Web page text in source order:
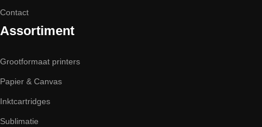
Contact
Assortiment
Grootformaat printers
Papier & Canvas
Inktcartridges
Sublimatie